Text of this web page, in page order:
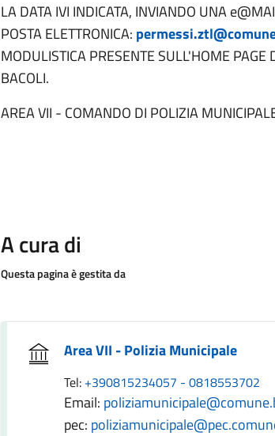
LA DATA IVI INDICATA, INVIANDO UNA
POSTA ELETTRONICA:
MODULISTICA PRESENTE SULL'HOME
BACOLI.
AREA VII - COMANDO DI POLIZIA
A cura di
Questa pagina è gestita da
Area VII - Polizia Municipale
Tel: +390815234057 - 0818553702
Email:
pec: